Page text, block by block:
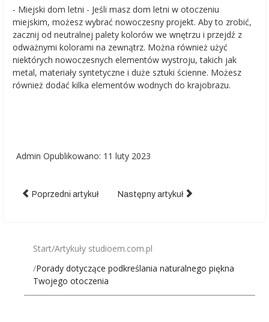
- Miejski dom letni - Jeśli masz dom letni w otoczeniu
miejskim, możesz wybrać nowoczesny projekt. Aby to zrobić,
zacznij od neutralnej palety kolorów we wnętrzu i przejdź z
odważnymi kolorami na zewnątrz. Można również użyć
niektórych nowoczesnych elementów wystroju, takich jak
metal, materiały syntetyczne i duże sztuki ścienne. Możesz
również dodać kilka elementów wodnych do krajobrazu.
Admin Opublikowano: 11 luty 2023
Poprzedni artykuł Następny artykuł
Start Artykuły studioem.com.pl
Porady dotyczące podkreślania naturalnego piękna
Twojego otoczenia